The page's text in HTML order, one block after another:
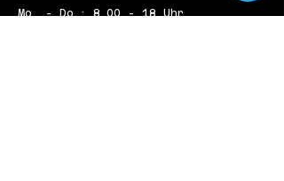
Mo. - Do.: 8.00 - 18 Uhr